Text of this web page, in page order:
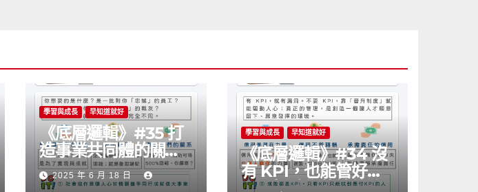
學習與成長 早知道就好
《底層邏輯》#35 打
造事業共同體的關鍵
思維
2025 年 6 月 18 日
學習與成長 早知道就好
《底層邏輯》#34 沒
有 KPI，也能管好公